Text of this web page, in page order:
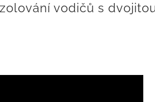
vodičů s